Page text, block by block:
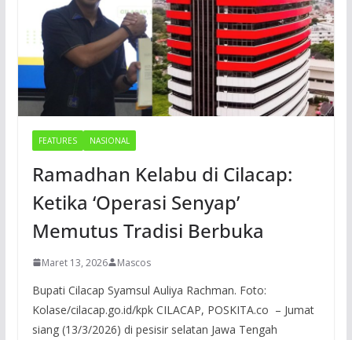
FEATURES NASIONAL
Ramadhan Kelabu di Cilacap:
Ketika ‘Operasi Senyap’
Memutus Tradisi Berbuka
Maret 13, 2026 Mascos
Bupati Cilacap Syamsul Auliya Rachman. Foto:
Kolase/cilacap.go.id/kpk CILACAP, POSKITA.co – Jumat
siang (13/3/2026) di pesisir selatan Jawa Tengah